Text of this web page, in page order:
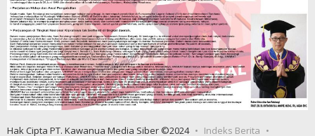
Hak Cipta PT. Kawanua Media Siber ©2024 Indeks Berita